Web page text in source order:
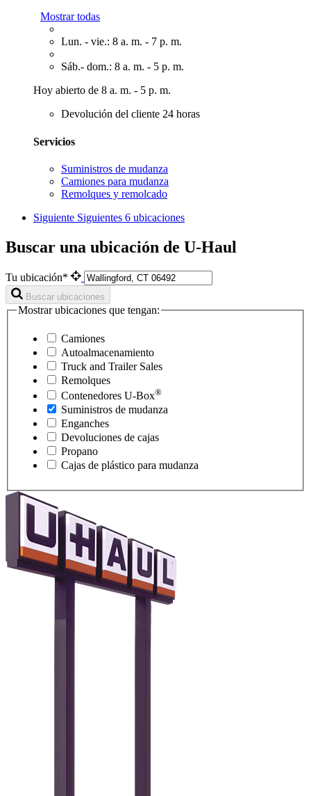
Mostrar todas
Lun. - vie.: 8 a. m. - 7 p. m.
Sáb.- dom.: 8 a. m. - 5 p. m.
Hoy abierto de 8 a. m. - 5 p. m.
Devolución del cliente 24 horas
Servicios
Suministros de mudanza
Camiones para mudanza
Remolques y remolcado
Siguiente Siguientes 6 ubicaciones
Buscar una ubicación de U-Haul
Tu ubicación*
Buscar ubicaciones
Mostrar ubicaciones que tengan:
Camiones
Autoalmacenamiento
Truck and Trailer Sales
Remolques
Contenedores U-Box®
Suministros de mudanza
Enganches
Devoluciones de cajas
Propano
Cajas de plástico para mudanza